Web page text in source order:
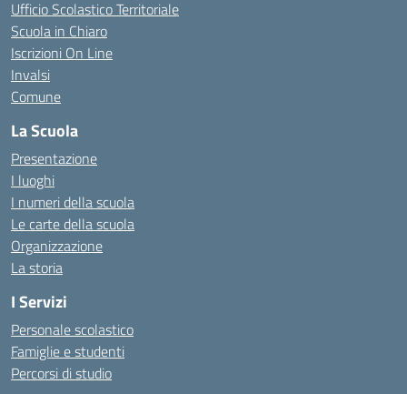
Ufficio Scolastico Territoriale
Scuola in Chiaro
Iscrizioni On Line
Invalsi
Comune
La Scuola
Presentazione
I luoghi
I numeri della scuola
Le carte della scuola
Organizzazione
La storia
I Servizi
Personale scolastico
Famiglie e studenti
Percorsi di studio